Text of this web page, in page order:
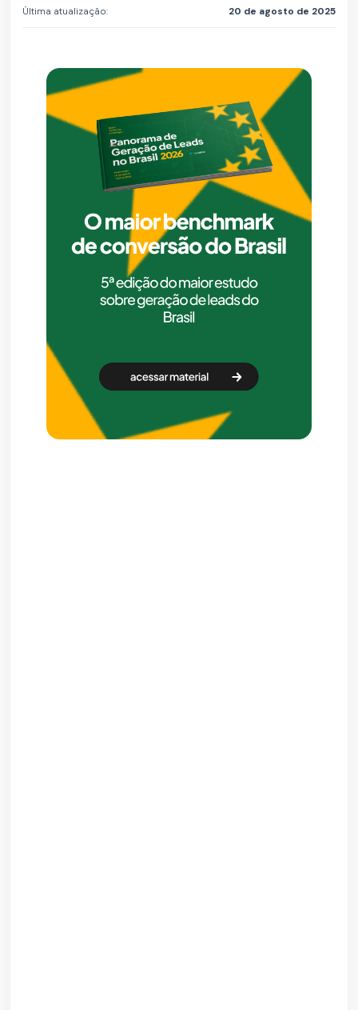
Última atualização: 20 de agosto de 2025